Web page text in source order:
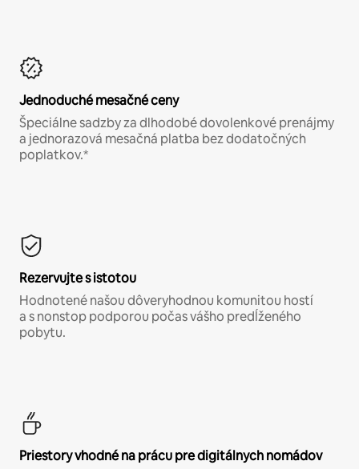
Jednoduché mesačné ceny
Špeciálne sadzby za dlhodobé dovolenkové prenájmy
a jednorazová mesačná platba bez dodatočných
poplatkov.*
Rezervujte s istotou
Hodnotené našou dôveryhodnou komunitou hostí
a s nonstop podporou počas vášho predĺženého
pobytu.
Priestory vhodné na prácu pre digitálnych nomádov